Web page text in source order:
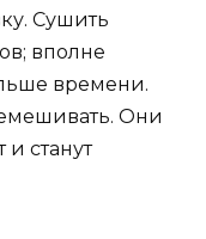
Сушить
вполне
времени.
Они
и станут